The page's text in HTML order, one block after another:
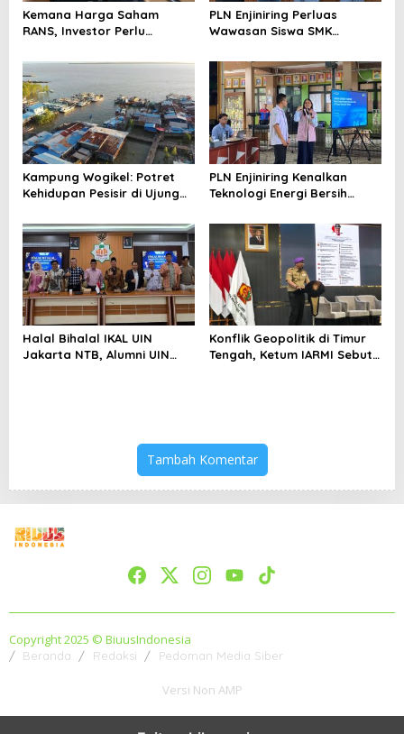
Kemana Harga Saham
RANS, Investor Perlu
Menghindari Spekulasi
Berlebihan
PLN Enjiniring Perluas
Wawasan Siswa SMK
Perubahan Iklim
Kampung Wogikel: Potret
Kehidupan Pesisir di Ujung
Bertahan di Tengah
Keterbatasan
PLN Enjiniring Kenalkan
Teknologi Energi Bersih
Halal Bihalal IKAL UIN
Jakarta NTB, Alumni UIN
Konflik Geopolitik di Timur
Tengah, Ketum IARMI Sebut
Tambah Komentar
Copyright 2025 © BiuusIndonesia
Beranda Redaksi Pedoman Media Siber
Versi Non AMP